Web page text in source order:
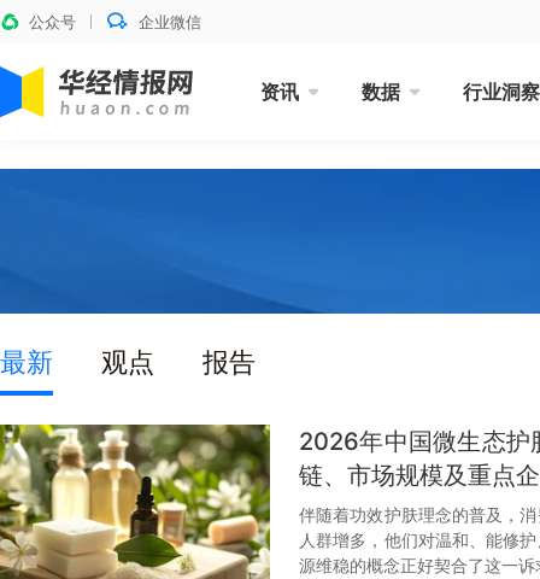
公众号 企业微信
资讯 数据 行业洞察
最新 观点 报告
2026年中国微生态护
链、市场规模及重点
伴随着功效护肤理念的普及，
人群增多，他们对温和、能修
源维稳的概念正好契合了这一